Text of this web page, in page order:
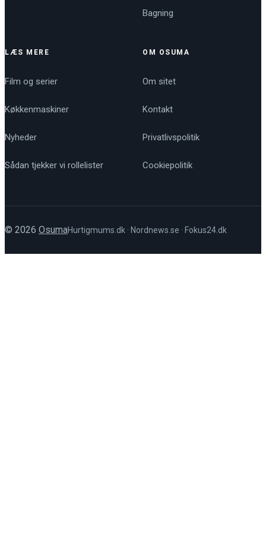
Bagning
LÆS MERE
Film og serier
Køkkenmaskiner
Nyheder
Sådan tjekker vi rollelister
OM OSUMA
Om sitet
Kontakt
Privatlivspolitik
Cookiepolitik
© 2026 OsumaHurtigmums.dk · Nordnews.se · Fokus24.dk